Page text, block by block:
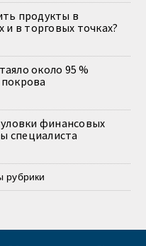
продукты в
и в торговых точках?
около 95 %
финансовых
специалиста
рубрики